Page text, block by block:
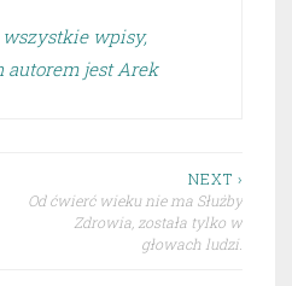
wszystkie wpisy,
autorem jest Arek
NEXT ›
Od ćwierć wieku nie ma Służby
Zdrowia, została tylko w
głowach ludzi.